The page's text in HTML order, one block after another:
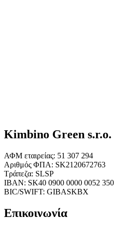
Kimbino Green s.r.o.
ΑΦΜ εταιρείας: 51 307 294
Αριθμός ΦΠΑ: SK2120672763
Τράπεζα: SLSP
IBAN: SK40 0900 0000 0052
BIC/SWIFT: GIBASKBX
Επικοινωνία